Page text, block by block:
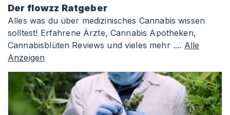
Der flowzz Ratgeber
Alles was du über medizinisches Cannabis wissen
solltest! Erfahrene Ärzte, Cannabis Apotheken,
Cannabisblüten Reviews und vieles mehr .... Alle
Anzeigen